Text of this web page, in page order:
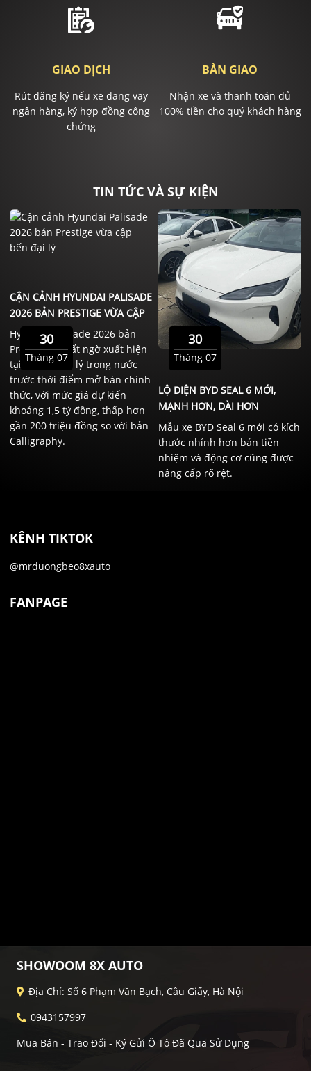
GIAO DỊCH
Rút đăng ký nếu xe đang vay
ngân hàng, ký hợp đồng công
chứng
BÀN GIAO
Nhận xe và thanh toán đủ
100% tiền cho quý khách hàng
TIN TỨC VÀ SỰ KIỆN
CẬN CẢNH HYUNDAI PALISADE
2026 BẢN PRESTIGE VỪA CẬP
BẾN ĐẠI LÝ
Hyundai Palisade 2026 bản
Prestige đã bất ngờ xuất hiện
tại một số đại lý trong nước
trước thời điểm mở bán chính
thức, với mức giá dự kiến
khoảng 1,5 tỷ đồng, thấp hơn
gần 200 triệu đồng so với bản
Calligraphy.
30
Tháng 07
LỘ DIỆN BYD SEAL 6 MỚI,
MẠNH HƠN, DÀI HƠN
Mẫu xe BYD Seal 6 mới có kích
thước nhỉnh hơn bản tiền
nhiệm và động cơ cũng được
nâng cấp rõ rệt.
30
Tháng 07
KÊNH TIKTOK
@mrduongbeo8xauto
FANPAGE
SHOWOOM 8X AUTO
Địa Chỉ: Số 6 Phạm Văn Bạch, Cầu Giấy, Hà Nội
0943157997
Mua Bán - Trao Đổi - Ký Gửi Ô Tô Đã Qua Sử Dụng